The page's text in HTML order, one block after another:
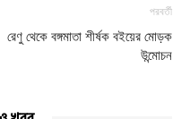
পরবর্তী
রেণু থেকে বঙ্গমাতা শীর্ষক বইয়ের মোড়ক
উন্মোচন